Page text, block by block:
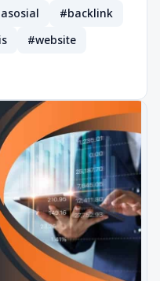
#backlink
#website